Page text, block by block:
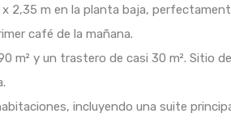
2,35 m en la planta baja,
café de la mañana.
m² y un trastero de casi 30 m². Sitio
incluyendo una suite